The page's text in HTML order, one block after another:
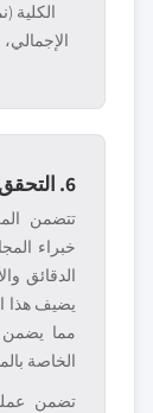
الكلية
6. التحقق وضمان الجودة
تتضمن
خبراء
الدقائق
يضيف هذا
مما يضمن
الخاصة
تضمن